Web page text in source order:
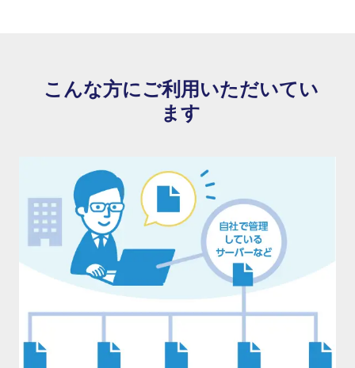
こんな方にご利用いただいてい
ます